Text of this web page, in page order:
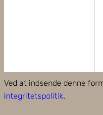
Ved at indsende denne
integritetspolitik.